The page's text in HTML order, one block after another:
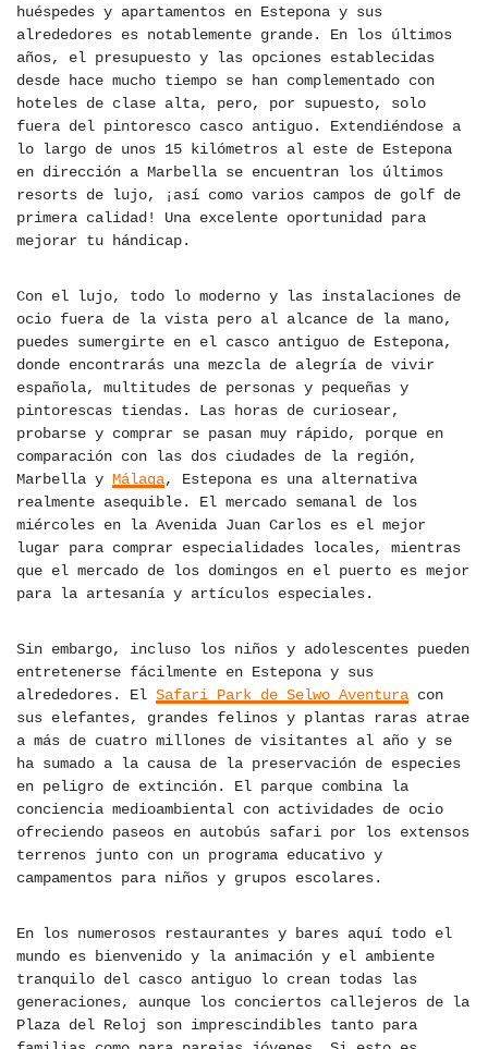
huéspedes y apartamentos en Estepona y sus
alrededores es notablemente grande. En los últimos
años, el presupuesto y las opciones establecidas
desde hace mucho tiempo se han complementado con
hoteles de clase alta, pero, por supuesto, solo
fuera del pintoresco casco antiguo. Extendiéndose a
lo largo de unos 15 kilómetros al este de Estepona
en dirección a Marbella se encuentran los últimos
resorts de lujo, ¡así como varios campos de golf de
primera calidad! Una excelente oportunidad para
mejorar tu hándicap.
Con el lujo, todo lo moderno y las instalaciones de
ocio fuera de la vista pero al alcance de la mano,
puedes sumergirte en el casco antiguo de Estepona,
donde encontrarás una mezcla de alegría de vivir
española, multitudes de personas y pequeñas y
pintorescas tiendas. Las horas de curiosear,
probarse y comprar se pasan muy rápido, porque en
comparación con las dos ciudades de la región,
Marbella y Málaga, Estepona es una alternativa
realmente asequible. El mercado semanal de los
miércoles en la Avenida Juan Carlos es el mejor
lugar para comprar especialidades locales, mientras
que el mercado de los domingos en el puerto es mejor
para la artesanía y artículos especiales.
Sin embargo, incluso los niños y adolescentes pueden
entretenerse fácilmente en Estepona y sus
alrededores. El Safari Park de Selwo Aventura con
sus elefantes, grandes felinos y plantas raras atrae
a más de cuatro millones de visitantes al año y se
ha sumado a la causa de la preservación de especies
en peligro de extinción. El parque combina la
conciencia medioambiental con actividades de ocio
ofreciendo paseos en autobús safari por los extensos
terrenos junto con un programa educativo y
campamentos para niños y grupos escolares.
En los numerosos restaurantes y bares aquí todo el
mundo es bienvenido y la animación y el ambiente
tranquilo del casco antiguo lo crean todas las
generaciones, aunque los conciertos callejeros de la
Plaza del Reloj son imprescindibles tanto para